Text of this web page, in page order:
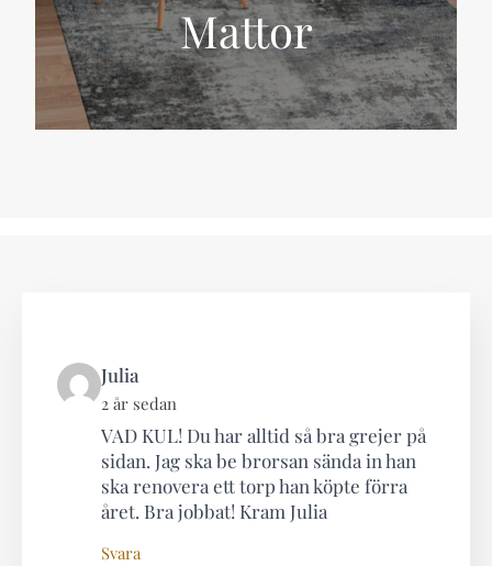
Mattor
Julia
2 år sedan
VAD KUL! Du har alltid så bra grejer på
sidan. Jag ska be brorsan sända in han
ska renovera ett torp han köpte förra
året. Bra jobbat! Kram Julia
Svara